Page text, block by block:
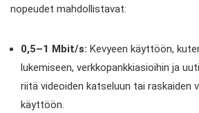
nopeudet mahdollistavat:
0,5–1 Mbit/s: Kevyeen käyttöön,
lukemiseen, verkkopankkiasioihin ja
riitä videoiden katseluun tai raskaiden
käyttöön.